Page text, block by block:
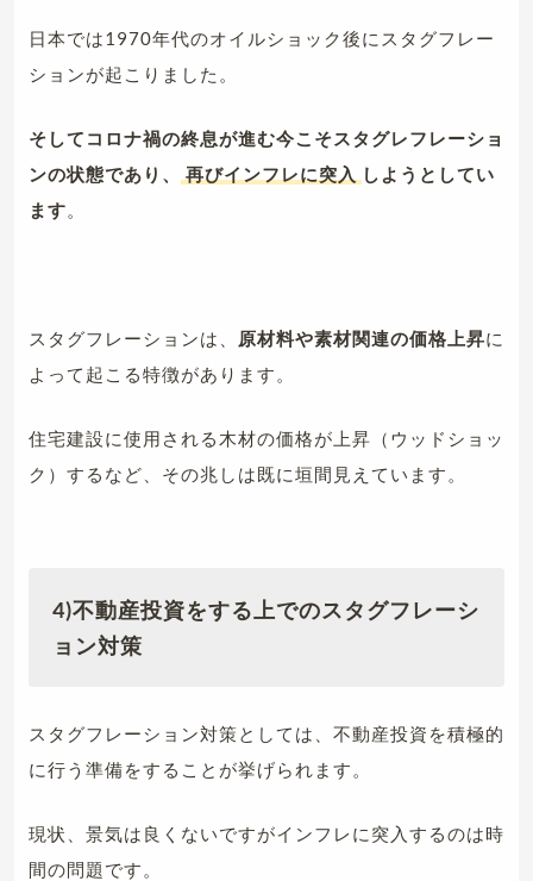
日本では1970年代のオイルショック後にスタグフレー
ションが起こりました。
そしてコロナ禍の終息が進む今こそスタグレフレーショ
ンの状態であり、
再びインフレに突入 しようとしてい
ます。
スタグフレーションは、 原材料や素材関連の価格上昇に
よって起こる特徴があります。
住宅建設に使用される木材の価格が上昇（ウッドショッ
ク）するなど、その兆しは既に垣間見えています。
4)不動産投資をする上でのスタグフレーシ
ョン対策
スタグフレーション対策としては、不動産投資を積極的
に行う準備をすることが挙げられます。
現状、景気は良くないですがインフレに突入するのは時
間の問題です。